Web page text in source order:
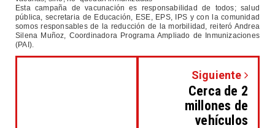
Esta campaña de vacunación es responsabilidad de todos; salud
pública, secretaria de Educación, ESE, EPS, IPS y con la comunidad
somos responsables de la reducción de la morbilidad, reiteró Andrea
Silena Muñoz, Coordinadora Programa Ampliado de Inmunizaciones
(PAI).
Siguiente
Cerca de 2
millones de
vehículos